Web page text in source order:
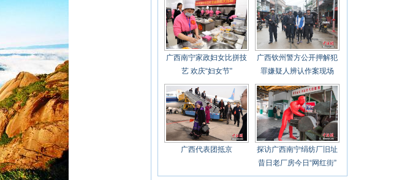
广西南宁家政妇女比拼技
艺 欢庆“妇女节”
广西钦州警方公开押解犯
罪嫌疑人辨认作案现场
广西代表团抵京
探访广西南宁绢纺厂旧址
昔日老厂房今日“网红街”